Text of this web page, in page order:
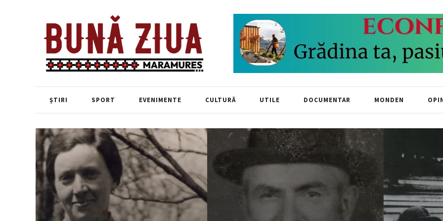
ȘTIRI SPORT EVENIMENTE CULTURĂ UTILE DOCUMENTAR MONDEN